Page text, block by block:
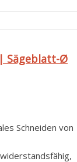
| Sägeblatt-Ø
Schneiden von